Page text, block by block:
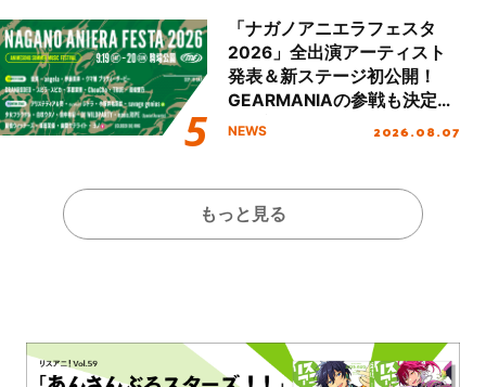
ート!!
「ナガノアニエラフェスタ
2026」全出演アーティスト
発表＆新ステージ初公開！
GEARMANIAの参戦も決定
し、初となる第3ステージの
NEWS 2026.08.07
もっと見る